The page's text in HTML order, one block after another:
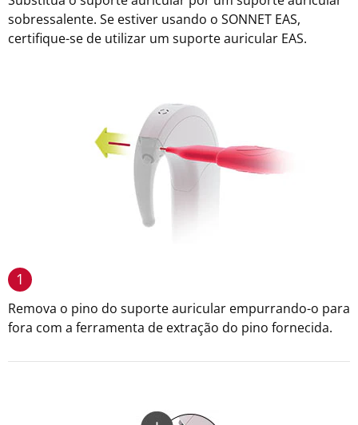
sobressalente. Se estiver usando o SONNET EAS,
certifique-se de utilizar um suporte auricular EAS.
1
Remova o pino do suporte auricular empurrando-o para
fora com a ferramenta de extração do pino fornecida.